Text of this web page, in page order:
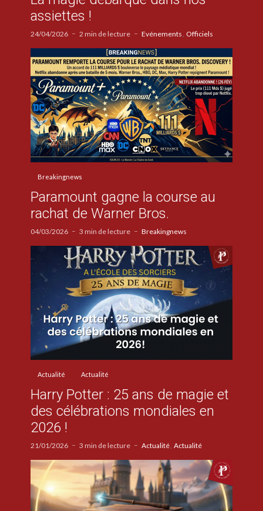
assiettes !
24/04/2026 2 min de lecture Evénements Officiels
Breakingnews
Paramount gagne la course au
rachat de Warner Bros.
04/03/2026 3 min de lecture Breakingnews
Actualité Actualité
Harry Potter : 25 ans de magie et
des célébrations mondiales en
2026 !
21/01/2026 3 min de lecture Actualité Actualité